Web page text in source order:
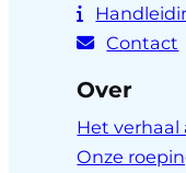
Contact
Over
Het verhaal
Onze